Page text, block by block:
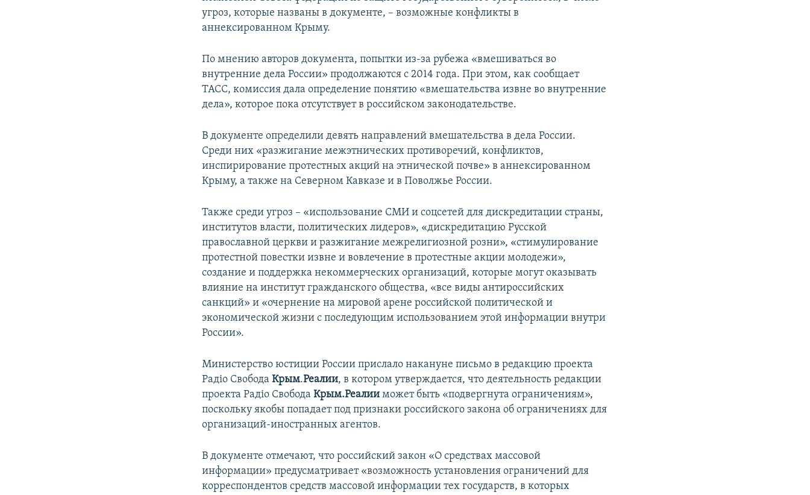
угроз, которые названы в документе, – возможные конфликты в
аннексированном Крыму.
По мнению авторов документа, попытки из-за рубежа «вмешиваться во
внутренние дела России» продолжаются с 2014 года. При этом, как сообщает
ТАСС, комиссия дала определение понятию «вмешательства извне во внутренние
дела», которое пока отсутствует в российском законодательстве.
В документе определили девять направлений вмешательства в дела России.
Среди них «разжигание межэтнических противоречий, конфликтов,
инспирирование протестных акций на этнической почве» в аннексированном
Крыму, а также на Северном Кавказе и в Поволжье России.
Также среди угроз – «использование СМИ и соцсетей для дискредитации страны,
институтов власти, политических лидеров», «дискредитацию Русской
православной церкви и разжигание межрелигиозной розни», «стимулирование
протестной повестки извне и вовлечение в протестные акции молодежи»,
создание и поддержка некоммерческих организаций, которые могут оказывать
влияние на институт гражданского общества, «все виды антироссийских
санкций» и «очернение на мировой арене российской политической и
экономической жизни с последующим использованием этой информации внутри
России».
Министерство юстиции России прислало накануне письмо в редакцию проекта
Радiо СвободаКрым.Реалии, в котором утверждается, что деятельность редакции
проекта Радiо СвободаКрым.Реалии может быть «подвергнута ограничениям»,
поскольку якобы попадает под признаки российского закона об ограничениях для
организаций-иностранных агентов.
В документе отмечают, что российский закон «О средствах массовой
информации» предусматривает «возможность установления ограничений для
корреспондентов средств массовой информации тех государств, в которых